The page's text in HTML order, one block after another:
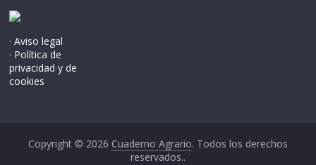
· Aviso legal
· Política de
privacidad y de
cookies
Copyright © 2026 Cuaderno Agrario. Todos los derechos
reservados..